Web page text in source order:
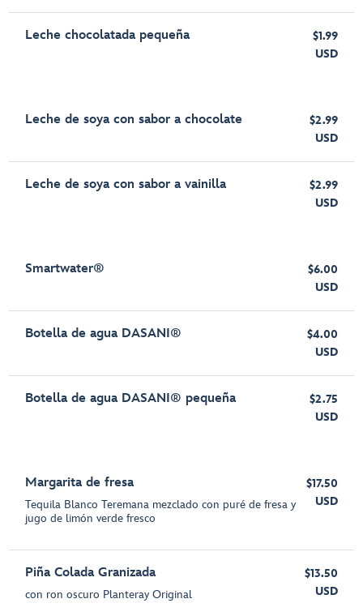
Leche chocolatada pequeña
$1.99
USD
Leche de soya con sabor a chocolate
$2.99
USD
Leche de soya con sabor a vainilla
$2.99
USD
Smartwater®
$6.00
USD
Botella de agua DASANI®
$4.00
USD
Botella de agua DASANI® pequeña
$2.75
USD
Margarita de fresa
Tequila Blanco Teremana mezclado con puré de fresa y
jugo de limón verde fresco
$17.50
USD
Piña Colada Granizada
con ron oscuro Planteray Original
$13.50
USD